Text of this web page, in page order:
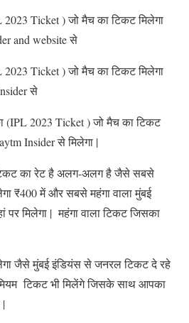
Ticket ) जो मैच का टिकट मिलेगा
and website से
Ticket ) जो मैच का टिकट मिलेगा
से
(IPL 2023 Ticket ) जो मैच का टिकट
Insider से मिलेगा |
का रेट है अलग-अलग है जैसे सबसे
₹400 में और सबसे महंगा वाला मुंबई
पर मिलेगा | महंगा वाला टिकट जिसका
जैसे मुंबई इंडियंस से जनरल टिकट दे रहे
टिकट भी मिलेंगे जिसके साथ आपका
|